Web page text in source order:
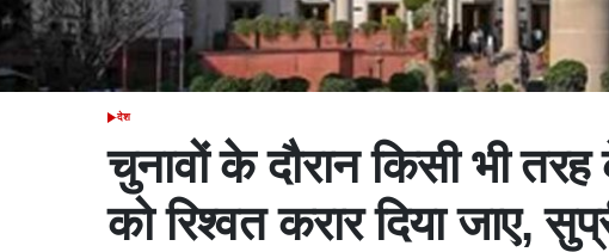
POSTED
देश
चुनावों के दौरान किसी भी
को रिश्वत करार दिया जाए,